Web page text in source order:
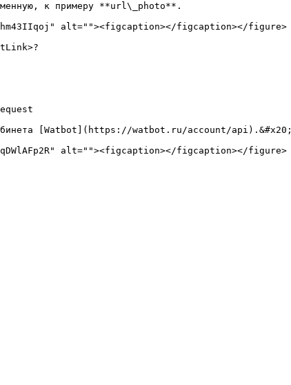
к примеру **url\_photo**.
alt=""><figcaption></figcaption></figure>
[Watbot](https://watbot.ru/account/api).&#x20;
alt=""><figcaption></figcaption></figure>